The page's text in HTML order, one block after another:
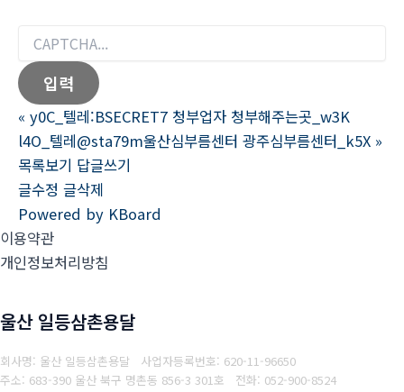
« y0C_텔레:BSECRET7 청부업자 청부해주는곳_w3K
l4O_텔레@sta79m울산심부름센터 광주심부름센터_k5X »
목록보기 답글쓰기
글수정 글삭제
Powered by KBoard
이용약관
개인정보처리방침
울산 일등삼촌용달
회사명: 울산 일등삼촌용달 사업자등록번호: 620-11-96650
주소: 683-390 울산 북구 명촌동 856-3 301호 전화: 052-900-8524